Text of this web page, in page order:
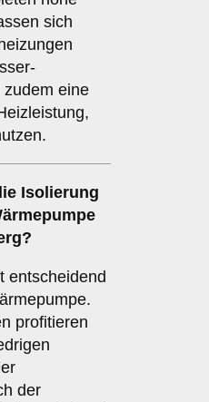
sich
eine
Isolierung
entscheidend
profitieren
der